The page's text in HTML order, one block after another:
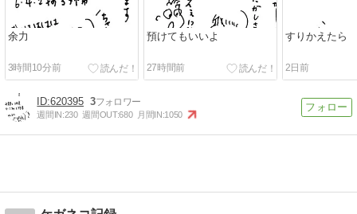
余力
3時間10分前
預けてもいいよ
27時間前
すりかえたら
2日前
620395 3
週間IN:230 週間OUT:680 月間IN:1050